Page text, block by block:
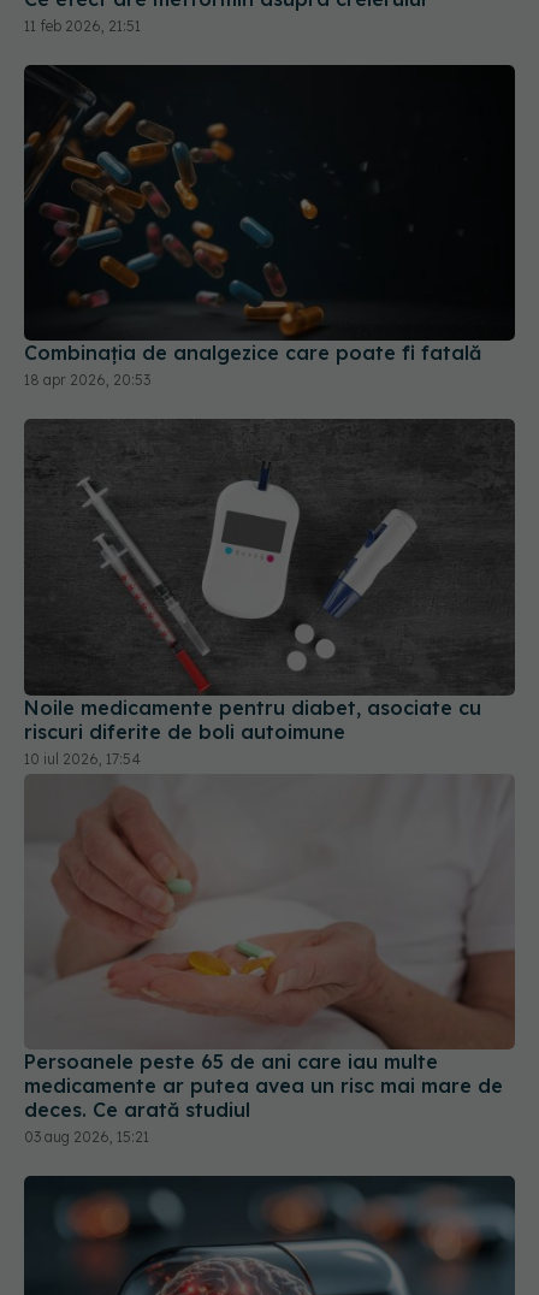
11 feb 2026, 21:51
Combinația de analgezice care poate fi fatală
18 apr 2026, 20:53
Noile medicamente pentru diabet, asociate cu
riscuri diferite de boli autoimune
10 iul 2026, 17:54
Persoanele peste 65 de ani care iau multe
medicamente ar putea avea un risc mai mare de
deces. Ce arată studiul
03 aug 2026, 15:21